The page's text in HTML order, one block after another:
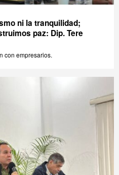
ni la tranquilidad;
paz: Dip. Tere
con empresarios.